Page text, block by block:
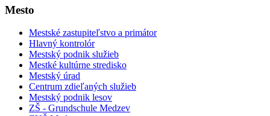
Mesto
Mestské zastupiteľstvo a primátor
Hlavný kontrolór
Mestský podnik služieb
Mestké kultúrne stredisko
Mestský úrad
Centrum zdieľaných služieb
Mestský podnik lesov
ZŠ - Grundschule Medzev